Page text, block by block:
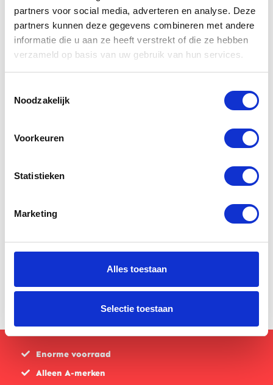
partners voor social media, adverteren en analyse. Deze
partners kunnen deze gegevens combineren met andere
informatie die u aan ze heeft verstrekt of die ze hebben
verzameld op basis van uw gebruik van hun services.
Noodzakelijk
Voorkeuren
Statistieken
Marketing
Alles toestaan
Selectie toestaan
€14,00 €30,25
Yamaha
€75,00
LOVE rugzak
€49,99
Enorme voorraad
Alleen A-merken